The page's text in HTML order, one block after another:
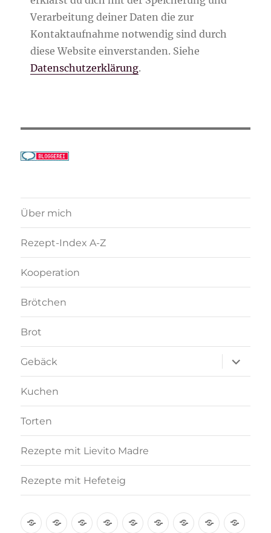
Verarbeitung deiner Daten die zur
Kontaktaufnahme notwendig sind durch
diese Website einverstanden. Siehe
Datenschutzerklärung.
Über mich
Rezept-Index A-Z
Kooperation
Brötchen
Brot
Gebäck
anzeigen
Kuchen
Torten
Rezepte mit Lievito Madre
Rezepte mit Hefeteig
Über Rezept-Kooperation
Brötchen
Brot GebäckKuchenTorten